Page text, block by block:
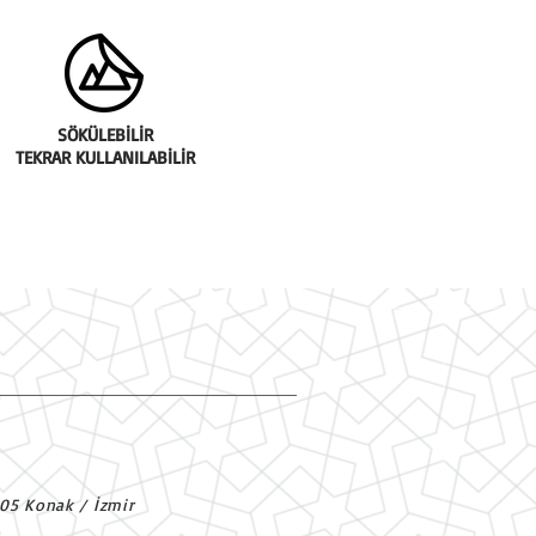
SÖKÜLEBİLİR
TEKRAR KULLANILABİLİR
Konak / İzmir